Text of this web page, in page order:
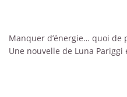
Manquer d’énergie… quoi de
Une nouvelle de Luna Pariggi